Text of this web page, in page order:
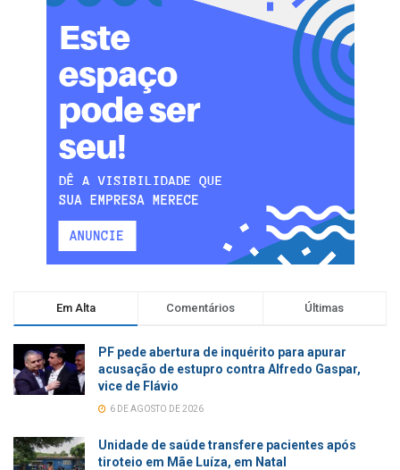
Em Alta Comentários Últimas
PF pede abertura de inquérito para apurar
acusação de estupro contra Alfredo Gaspar,
vice de Flávio
6 DE AGOSTO DE 2026
Unidade de saúde transfere pacientes após
tiroteio em Mãe Luíza, em Natal